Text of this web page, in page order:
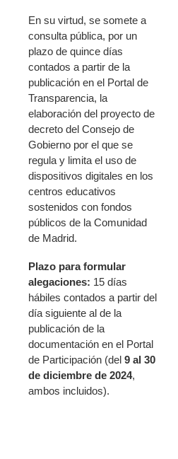
En su virtud, se somete a
consulta pública, por un
plazo de quince días
contados a partir de la
publicación en el Portal de
Transparencia, la
elaboración del proyecto de
decreto del Consejo de
Gobierno por el que se
regula y limita el uso de
dispositivos digitales en los
centros educativos
sostenidos con fondos
públicos de la Comunidad
de Madrid.
Plazo para formular
alegaciones: 15 días
hábiles contados a partir del
día siguiente al de la
publicación de la
documentación en el Portal
de Participación (del 9 al 30
de diciembre de 2024,
ambos incluidos).